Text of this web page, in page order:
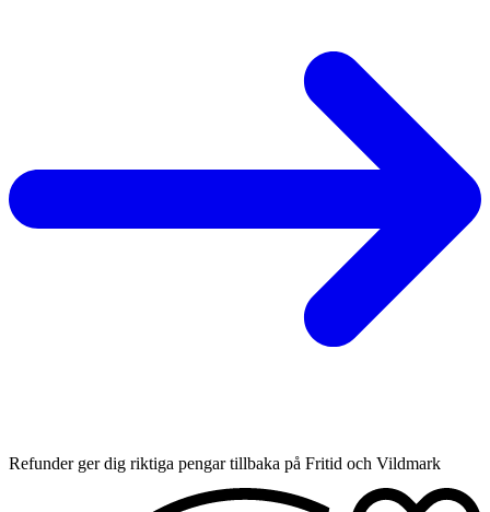
Refunder ger dig riktiga pengar tillbaka på Fritid och Vildmark